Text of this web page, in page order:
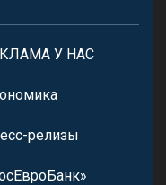
У НАС
релизы